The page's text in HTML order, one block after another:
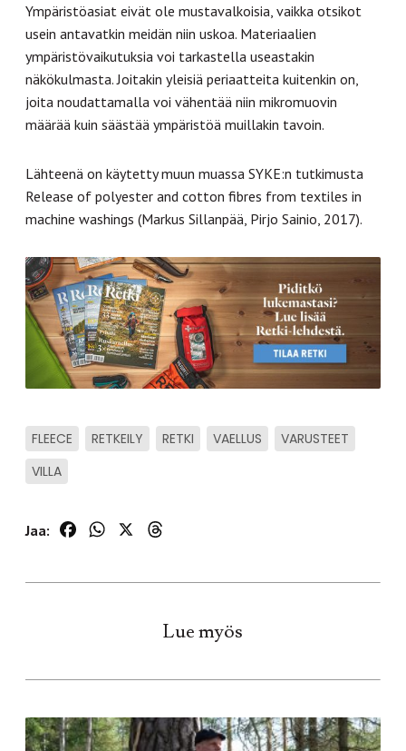
Ympäristöasiat eivät ole mustavalkoisia, vaikka otsikot
usein antavatkin meidän niin uskoa. Materiaalien
ympäristövaikutuksia voi tarkastella useastakin
näkökulmasta. Joitakin yleisiä periaatteita kuitenkin on,
joita noudattamalla voi vähentää niin mikromuovin
määrää kuin säästää ympäristöä muillakin tavoin.
Lähteenä on käytetty muun muassa SYKE:n tutkimusta
Release of polyester and cotton fibres from textiles in
machine washings (Markus Sillanpää, Pirjo Sainio, 2017).
FLEECE RETKEILY RETKI VAELLUS
VARUSTEET
VILLA
Jaa: FacebookWhatsApp
Lue myös